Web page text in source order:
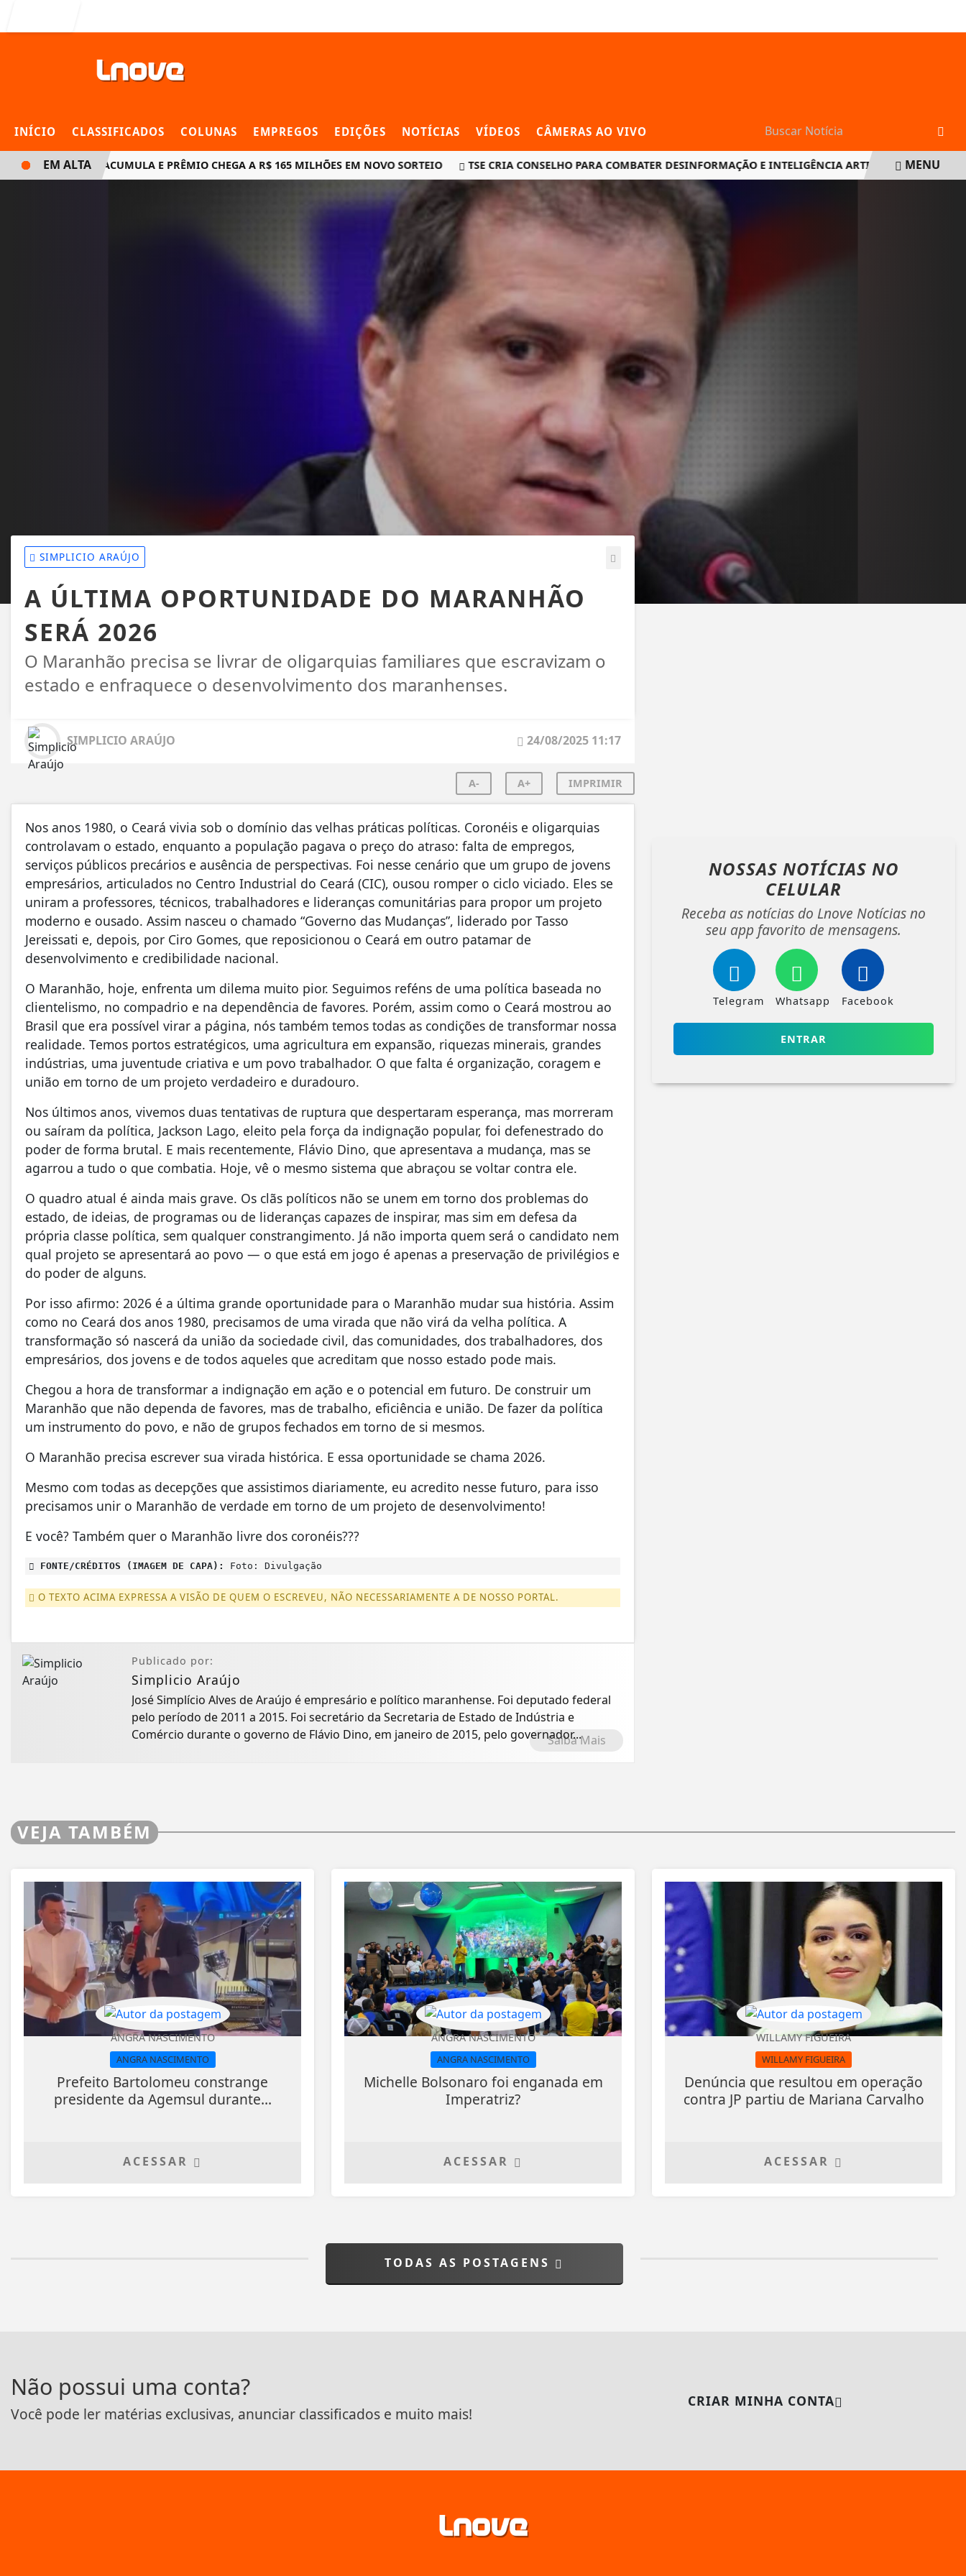
INÍCIO CLASSIFICADOS COLUNAS EMPREGOS EDIÇÕES NOTÍCIAS VÍDEOS CÂMERAS AO VIVO
MEGA-SENA ACUMULA E PRÊMIO CHEGA A R$ 165 MILHÕES EM NOVO SORTEIO TSE CRIA CONSELHO PARA COMBATER DESINFORMAÇÃO E INTELIGÊNCIA ARTIFICIAL NAS ELEIÇÕES
EM ALTA MENU
SIMPLICIO ARAÚJO
A ÚLTIMA OPORTUNIDADE DO MARANHÃO
SERÁ 2026
O Maranhão precisa se livrar de oligarquias familiares que escravizam o
estado e enfraquece o desenvolvimento dos maranhenses.
SIMPLICIO ARAÚJO 24/08/2025 11:17
A- A+ IMPRIMIR
Nos anos 1980, o Ceará vivia sob o domínio das velhas práticas políticas. Coronéis e oligarquias
controlavam o estado, enquanto a população pagava o preço do atraso: falta de empregos,
serviços públicos precários e ausência de perspectivas. Foi nesse cenário que um grupo de jovens
empresários, articulados no Centro Industrial do Ceará (CIC), ousou romper o ciclo viciado. Eles se
uniram a professores, técnicos, trabalhadores e lideranças comunitárias para propor um projeto
moderno e ousado. Assim nasceu o chamado “Governo das Mudanças”, liderado por Tasso
Jereissati e, depois, por Ciro Gomes, que reposicionou o Ceará em outro patamar de
desenvolvimento e credibilidade nacional.
O Maranhão, hoje, enfrenta um dilema muito pior. Seguimos reféns de uma política baseada no
clientelismo, no compadrio e na dependência de favores. Porém, assim como o Ceará mostrou ao
Brasil que era possível virar a página, nós também temos todas as condições de transformar nossa
realidade. Temos portos estratégicos, uma agricultura em expansão, riquezas minerais, grandes
indústrias, uma juventude criativa e um povo trabalhador. O que falta é organização, coragem e
união em torno de um projeto verdadeiro e duradouro.
Nos últimos anos, vivemos duas tentativas de ruptura que despertaram esperança, mas morreram
ou saíram da política, Jackson Lago, eleito pela força da indignação popular, foi defenestrado do
poder de forma brutal. E mais recentemente, Flávio Dino, que apresentava a mudança, mas se
agarrou a tudo o que combatia. Hoje, vê o mesmo sistema que abraçou se voltar contra ele.
O quadro atual é ainda mais grave. Os clãs políticos não se unem em torno dos problemas do
estado, de ideias, de programas ou de lideranças capazes de inspirar, mas sim em defesa da
própria classe política, sem qualquer constrangimento. Já não importa quem será o candidato nem
qual projeto se apresentará ao povo — o que está em jogo é apenas a preservação de privilégios e
do poder de alguns.
Por isso afirmo: 2026 é a última grande oportunidade para o Maranhão mudar sua história. Assim
como no Ceará dos anos 1980, precisamos de uma virada que não virá da velha política. A
transformação só nascerá da união da sociedade civil, das comunidades, dos trabalhadores, dos
empresários, dos jovens e de todos aqueles que acreditam que nosso estado pode mais.
Chegou a hora de transformar a indignação em ação e o potencial em futuro. De construir um
Maranhão que não dependa de favores, mas de trabalho, eficiência e união. De fazer da política
um instrumento do povo, e não de grupos fechados em torno de si mesmos.
O Maranhão precisa escrever sua virada histórica. E essa oportunidade se chama 2026.
Mesmo com todas as decepções que assistimos diariamente, eu acredito nesse futuro, para isso
precisamos unir o Maranhão de verdade em torno de um projeto de desenvolvimento!
E você? Também quer o Maranhão livre dos coronéis???
FONTE/CRÉDITOS (IMAGEM DE CAPA): Foto: Divulgação
O TEXTO ACIMA EXPRESSA A VISÃO DE QUEM O ESCREVEU, NÃO NECESSARIAMENTE A DE NOSSO PORTAL.
Publicado por:
Simplicio Araújo
José Simplício Alves de Araújo é empresário e político maranhense. Foi deputado federal
pelo período de 2011 a 2015. Foi secretário da Secretaria de Estado de Indústria e
Comércio durante o governo de Flávio Dino, em janeiro de 2015, pelo governador...
Saiba Mais
NOSSAS NOTÍCIAS NO
CELULAR
Receba as notícias do Lnove Notícias no
seu app favorito de mensagens.
Telegram Whatsapp Facebook
ENTRAR
VEJA TAMBÉM
ANGRA NASCIMENTO
ANGRA NASCIMENTO
Prefeito Bartolomeu constrange
presidente da Agemsul durante...
ACESSAR
ANGRA NASCIMENTO
ANGRA NASCIMENTO
Michelle Bolsonaro foi enganada em
Imperatriz?
ACESSAR
WILLAMY FIGUEIRA
WILLAMY FIGUEIRA
Denúncia que resultou em operação
contra JP partiu de Mariana Carvalho
ACESSAR
TODAS AS POSTAGENS
Não possui uma conta?
Você pode ler matérias exclusivas, anunciar classificados e muito mais!
CRIAR MINHA CONTA